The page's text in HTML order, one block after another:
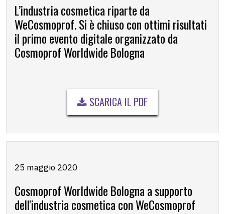
L’industria cosmetica riparte da
WeCosmoprof. Si è chiuso con ottimi risultati
il primo evento digitale organizzato da
Cosmoprof Worldwide Bologna
SCARICA IL PDF
25 maggio 2020
Cosmoprof Worldwide Bologna a supporto
dell'industria cosmetica con WeCosmoprof